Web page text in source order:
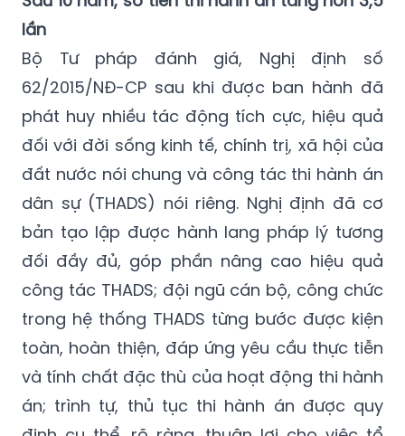
lần
Bộ Tư pháp đánh giá, Nghị định số
62/2015/NĐ-CP sau khi được ban hành đã
phát huy nhiều tác động tích cực, hiệu quả
đối với đời sống kinh tế, chính trị, xã hội của
đất nước nói chung và công tác thi hành án
dân sự (THADS) nói riêng. Nghị định đã cơ
bản tạo lập được hành lang pháp lý tương
đối đầy đủ, góp phần nâng cao hiệu quả
công tác THADS; đội ngũ cán bộ, công chức
trong hệ thống THADS từng bước được kiện
toàn, hoàn thiện, đáp ứng yêu cầu thực tiễn
và tính chất đặc thù của hoạt động thi hành
án; trình tự, thủ tục thi hành án được quy